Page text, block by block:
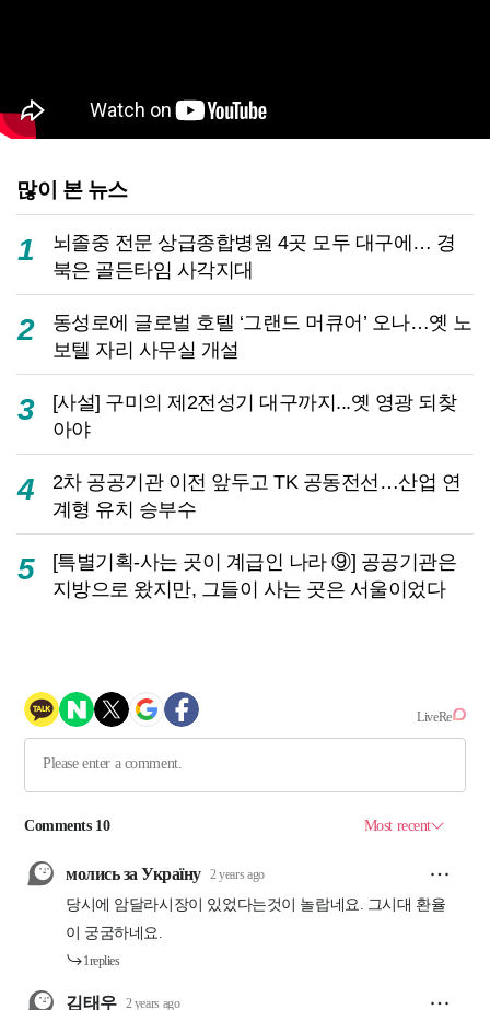
많이 본 뉴스
1
뇌졸중 전문 상급종합병원 4곳 모두 대구에… 경
북은 골든타임 사각지대
2
동성로에 글로벌 호텔 ‘그랜드 머큐어’ 오나…옛 노
보텔 자리 사무실 개설
3
[사설] 구미의 제2전성기 대구까지...옛 영광 되찾
아야
4
2차 공공기관 이전 앞두고 TK 공동전선…산업 연
계형 유치 승부수
5
[특별기획-사는 곳이 계급인 나라 ⑨] 공공기관은
지방으로 왔지만, 그들이 사는 곳은 서울이었다